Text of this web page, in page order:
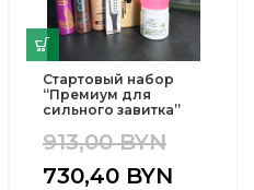
Стартовый набор
“Премиум для
сильного завитка”
913,00BYN
730,40 BYN